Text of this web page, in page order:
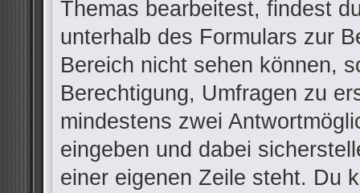
Themas bearbeitest, findest
unterhalb des Formulars zur
Bereich nicht sehen können,
Berechtigung, Umfragen zu
mindestens zwei
eingeben und dabei
einer eigenen Zeile steht. Du